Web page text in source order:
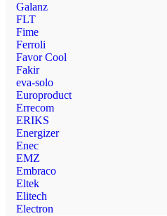
Galanz
FLT
Fime
Ferroli
Favor Cool
Fakir
eva-solo
Europroduct
Errecom
ERIKS
Energizer
Enec
EMZ
Embraco
Eltek
Elitech
Electron